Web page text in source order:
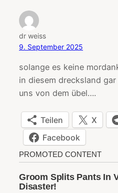
dr weiss
9. September 2025
solange es keine
in diesem drecksland
uns von dem übel….
Teilen X
Facebook